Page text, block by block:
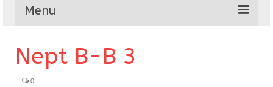
Menu
Collection
Nept B-B 3
| 0